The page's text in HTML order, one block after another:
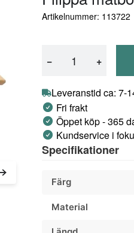
Artikelnummer: 113722
− +
Leveranstid ca: 7-
Fri frakt
Öppet köp - 365
Kundservice i
Specifikationer
Färg
Material